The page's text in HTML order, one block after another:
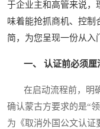
于企业主和高管来说，
味着能抢抓商机、控制
简，为您呈现一份从入
一、 认证前必须
在启动流程前，明确
确认蒙古方要求的是“
为《取消外国公文认证